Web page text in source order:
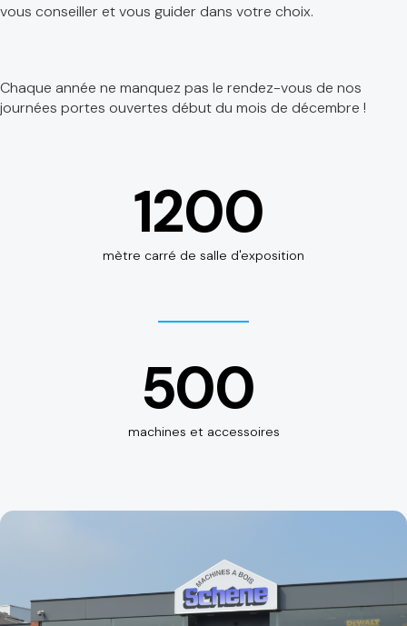
vous conseiller et vous guider dans votre choix.
Chaque année ne manquez pas le rendez-vous de nos
journées portes ouvertes début du mois de décembre !
1200
mètre carré de salle d'exposition
500
machines et accessoires